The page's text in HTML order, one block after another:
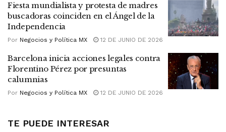
Fiesta mundialista y protesta de madres
buscadoras coinciden en el Ángel de la
Independencia
Por Negocios y Política MX 12 DE JUNIO DE 2026
Barcelona inicia acciones legales contra
Florentino Pérez por presuntas
calumnias
Por Negocios y Política MX 12 DE JUNIO DE 2026
TE PUEDE INTERESAR